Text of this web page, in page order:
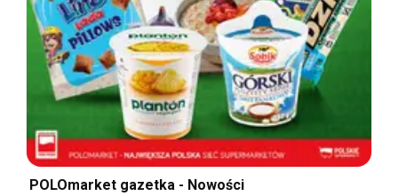
POLOmarket gazetka - Nowości